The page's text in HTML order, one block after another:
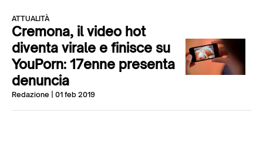
ATTUALITÀ
Cremona, il video hot
diventa virale e finisce su
YouPorn: 17enne presenta
denuncia
Redazione | 01 feb 2019